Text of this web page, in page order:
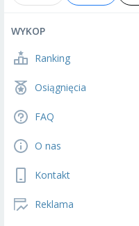
WYKOP
Ranking
Osiągnięcia
FAQ
O nas
Kontakt
Reklama